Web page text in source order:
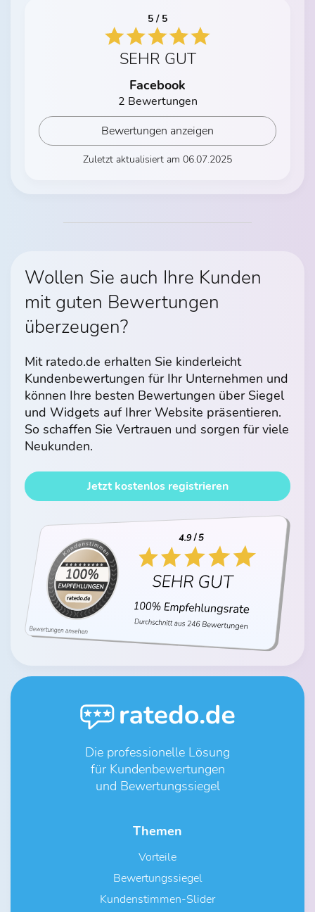
5 / 5
SEHR GUT
Facebook
2 Bewertungen
Bewertungen anzeigen
Zuletzt aktualisiert am 06.07.2025
Wollen Sie auch Ihre Kunden
mit guten Bewertungen
überzeugen?
Mit ratedo.de erhalten Sie kinderleicht
Kundenbewertungen für Ihr Unternehmen und
können Ihre besten Bewertungen über Siegel
und Widgets auf Ihrer Website präsentieren.
So schaffen Sie Vertrauen und sorgen für viele
Neukunden.
Jetzt kostenlos registrieren
Die professionelle Lösung
für Kundenbewertungen
und Bewertungssiegel
Themen
Vorteile
Bewertungssiegel
Kundenstimmen-Slider